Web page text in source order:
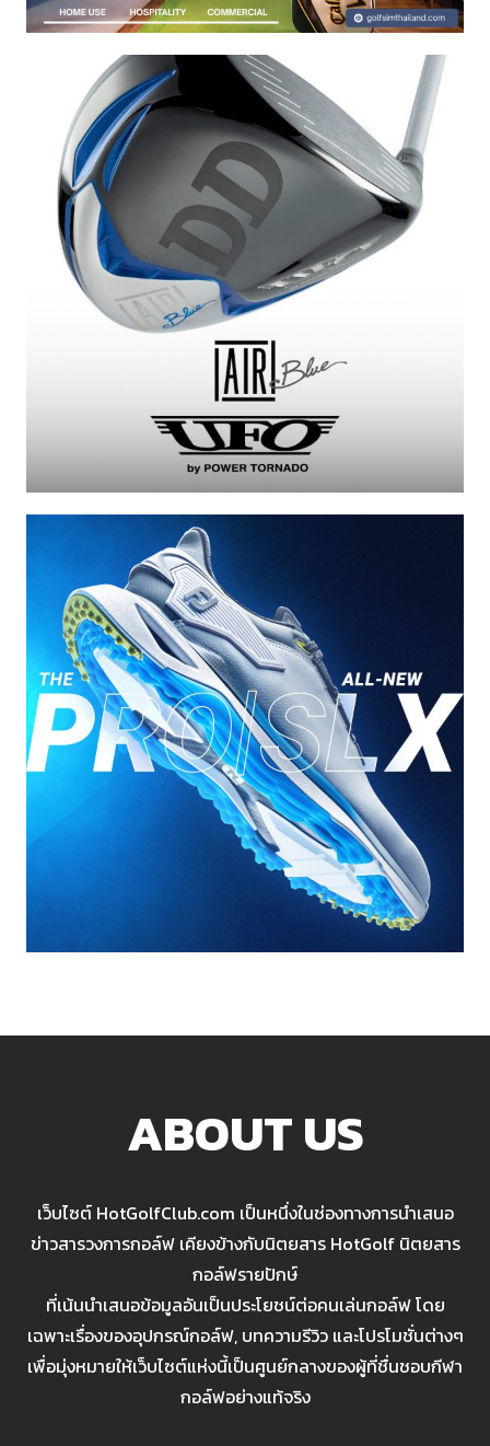
ABOUT US
เว็บไซต์ HotGolfClub.com เป็นหนึ่งในช่องทางการนำเสนอ
ข่าวสารวงการกอล์ฟ เคียงข้างกับนิตยสาร HotGolf นิตยสาร
กอล์ฟรายปักษ์
ที่เน้นนำเสนอข้อมูลอันเป็นประโยชน์ต่อคนเล่นกอล์ฟ โดย
เฉพาะเรื่องของอุปกรณ์กอล์ฟ, บทความรีวิว และโปรโมชั่นต่างๆ
เพื่อมุ่งหมายให้เว็บไซต์แห่งนี้เป็นศูนย์กลางของผู้ที่ชื่นชอบกีฬา
กอล์ฟอย่างแท้จริง